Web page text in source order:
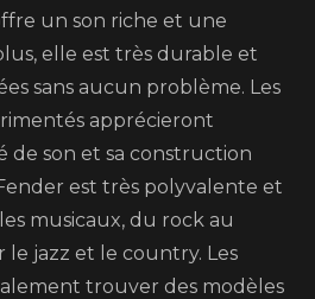
un son riche et une
elle est très durable et
sans aucun problème. Les
apprécieront
de son et sa construction
est très polyvalente et
musicaux, du rock au
le jazz et le country. Les
trouver des modèles